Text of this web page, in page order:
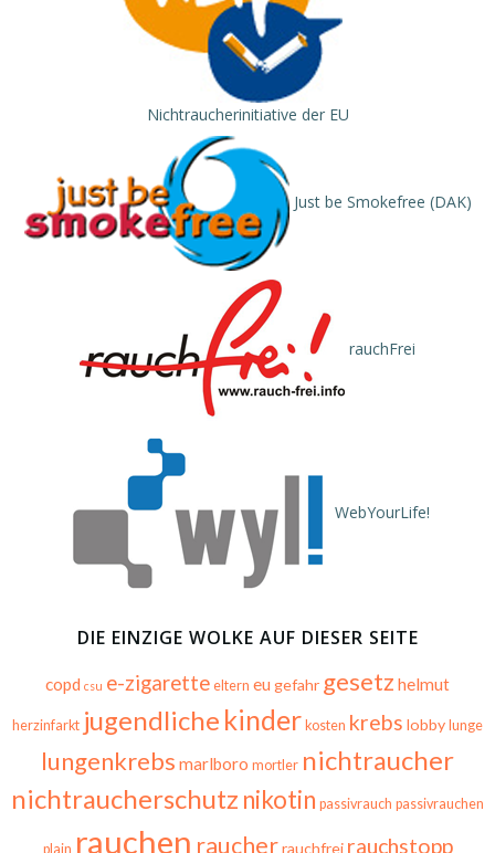
Nichtraucherinitiative der EU
Just be Smokefree (DAK)
rauchFrei
WebYourLife!
DIE EINZIGE WOLKE AUF DIESER SEITE
copd csu e-zigarette eltern eu gefahr gesetz helmut
herzinfarkt jugendliche kinder kosten krebs lobby lunge
lungenkrebs marlboro mortler nichtraucher
nichtraucherschutz nikotin passivrauch passivrauchen
plain rauchen raucher rauchfrei rauchstopp